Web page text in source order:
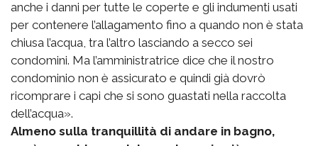
anche i danni per tutte le coperte e gli indumenti usati
per contenere l’allagamento fino a quando non è stata
chiusa l’acqua, tra l’altro lasciando a secco sei
condomini. Ma l’amministratrice dice che il nostro
condominio non è assicurato e quindi già dovrò
ricomprare i capi che si sono guastati nella raccolta
dell’acqua».
Almeno sulla tranquillità di andare in bagno,